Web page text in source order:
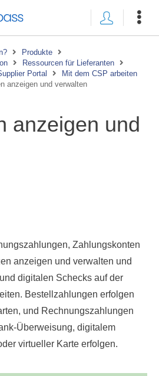
Produkte
Ressourcen für Lieferanten
Portal
Mit dem CSP arbeiten
anzeigen und verwalten
anzeigen und
Zahlungskonten
anzeigen und verwalten und
digitalen Schecks auf der
Bestellzahlungen erfolgen
und Rechnungszahlungen
Überweisung, digitalem
virtueller Karte erfolgen.